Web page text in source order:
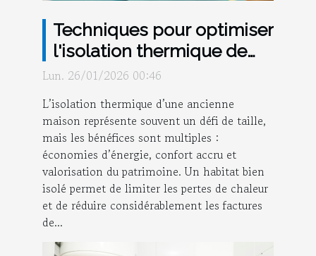
Techniques pour optimiser
l'isolation thermique de
votre ancienne maison
Lun. 26/01/2026 00:46
L’isolation thermique d’une ancienne
maison représente souvent un défi de taille,
mais les bénéfices sont multiples :
économies d’énergie, confort accru et
valorisation du patrimoine. Un habitat bien
isolé permet de limiter les pertes de chaleur
et de réduire considérablement les factures
de...